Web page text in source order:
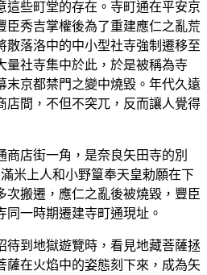
這些町堂的存在。寺町通在平安京
臣秀吉掌權後為了重建應仁之亂荒
散落洛中的中小型社寺強制遷移至
量社寺集中於此，於是被稱為寺
末京都禁門之變中燒毀。年代久遠
店間，不但不突兀，反而讓人覺得
商店街一角，是奈良矢田寺的別
米上人和小野篁奉天皇勅願在下
次搬遷，應仁之亂後被燒毀，豐臣
一時期遷建寺町通現址。
待到地獄遊覽時，看見地藏菩薩拯
薩在火焰中的姿態刻下來，成為矢